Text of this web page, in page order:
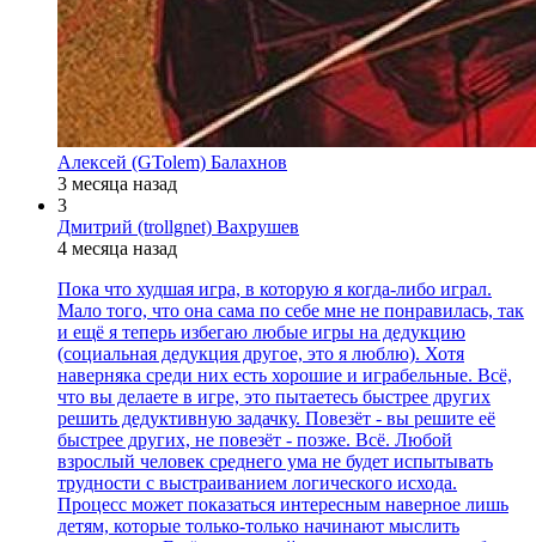
Алексей (GTolem) Балахнов
3 месяца назад
3
Дмитрий (trollgnet) Вахрушев
4 месяца назад
Пока что худшая игра, в которую я когда-либо играл.
Мало того, что она сама по себе мне не понравилась, так
и ещё я теперь избегаю любые игры на дедукцию
(социальная дедукция другое, это я люблю). Хотя
наверняка среди них есть хорошие и играбельные. Всё,
что вы делаете в игре, это пытаетесь быстрее других
решить дедуктивную задачку. Повезёт - вы решите её
быстрее других, не повезёт - позже. Всё. Любой
взрослый человек среднего ума не будет испытывать
трудности с выстраиванием логического исхода.
Процесс может показаться интересным наверное лишь
детям, которые только-только начинают мыслить